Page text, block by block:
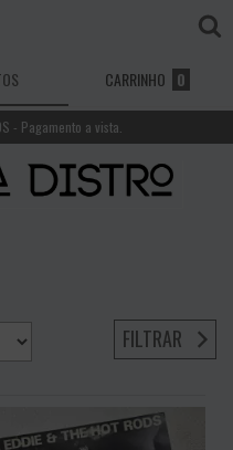
CARRINHO 0
- Pagamento a vista.
FILTRAR